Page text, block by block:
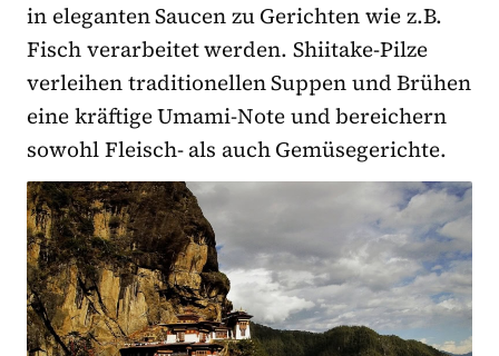
in eleganten Saucen zu Gerichten wie z.B.
Fisch verarbeitet werden. Shiitake-Pilze
verleihen traditionellen Suppen und Brühen
eine kräftige Umami-Note und bereichern
sowohl Fleisch- als auch Gemüsegerichte.